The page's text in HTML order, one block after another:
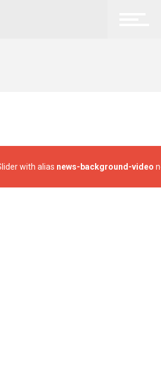
with alias news-background-video